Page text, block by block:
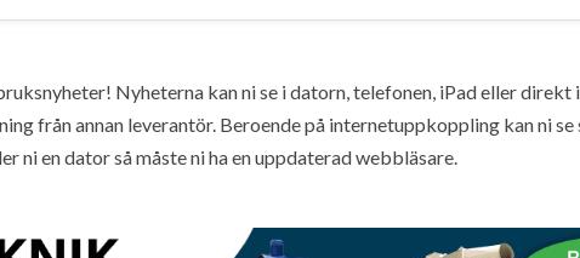
Nyheterna kan ni se i datorn, telefonen, iPad eller direkt
från annan leverantör. Beroende på internetuppkoppling kan ni se
ni en dator så måste ni ha en uppdaterad webbläsare.